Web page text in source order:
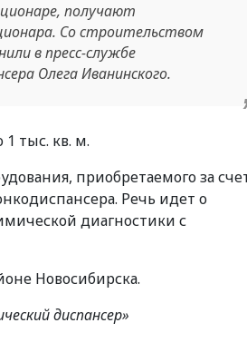
получают
Со строительством
в пресс-службе
Олега Иванинского.
тыс. кв. м.
приобретаемого за
Речь идет о
диагностики с
Новосибирска.
диспансер»